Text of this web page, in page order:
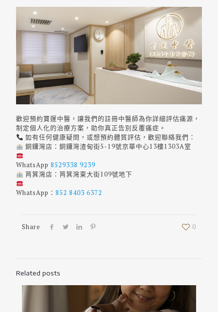
歡迎預約寶運中醫，讓我們的註冊中醫師為你詳細評估痛源，
制定個人化的治療方案，助你真正告別反覆痛症。
如有任何健康疑問，或想預約體質評估，歡迎聯絡我們：
銅鑼灣店：銅鑼灣渣甸街5-19號京華中心13樓1303A室
WhatsApp 8529338 9239
筲箕灣店：筲箕灣東大街109號地下
WhatsApp： 852 8403 6372
Share 0
Related posts